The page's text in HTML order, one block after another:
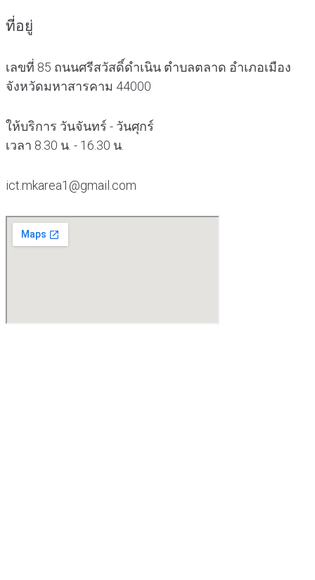
ที่อยู่
เลขที่ 85 ถนนศรีสวัสดิ์ดำเนิน ตำบลตลาด อำเภอเมือง
จังหวัดมหาสารคาม 44000
ให้บริการ วันจันทร์ - วันศุกร์
เวลา 8.30 น. - 16.30 น.
ict.mkarea1@gmail.com